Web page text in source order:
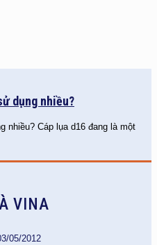
dụng nhiều?
nhiều? Cáp lụa d16 đang là một
VINA
05/2012